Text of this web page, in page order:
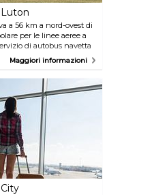
a 56 km a nord-ovest di
per le linee aeree a
di autobus navetta
alla stazione
Airport Parkway, in
potete prendere
Trains o di First Capital
ogni 21 e 25 minuti.
espresso in
Green Line 757 per la
e i pullman
dei pullman
fermate in diverse
corsa in taxi
per il centro di Londra
Maggiori informazioni